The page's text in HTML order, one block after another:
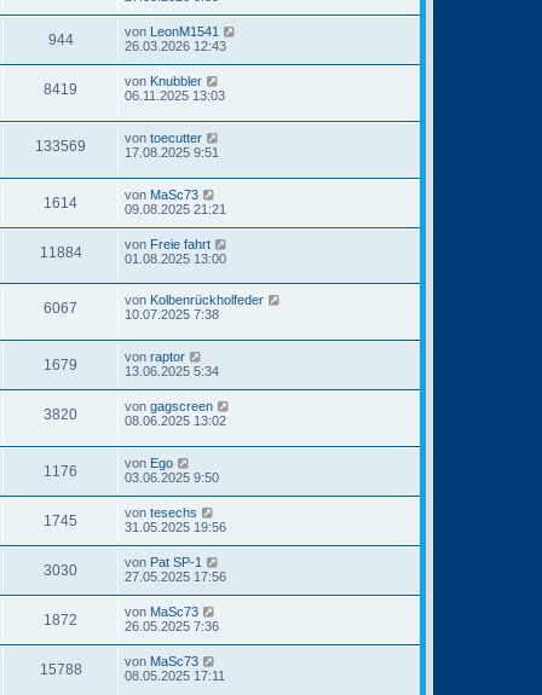
944 von LeonM1541
26.03.2026 12:43
8419 von Knubbler
06.11.2025 13:03
133569 von toecutter
17.08.2025 9:51
1614 von MaSc73
09.08.2025 21:21
11884 von Freie fahrt
01.08.2025 13:00
6067 von Kolbenrückholfeder
10.07.2025 7:38
1679 von raptor
13.06.2025 5:34
3820 von gagscreen
08.06.2025 13:02
1176 von Ego
03.06.2025 9:50
1745 von tesechs
31.05.2025 19:56
3030 von Pat SP-1
27.05.2025 17:56
1872 von MaSc73
26.05.2025 7:36
15788 von MaSc73
08.05.2025 17:11